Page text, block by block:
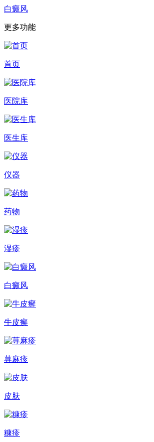
白癜风
更多功能
首页
医院库
医生库
仪器
药物
湿疹
白癜风
牛皮癣
荨麻疹
皮肤
糠疹